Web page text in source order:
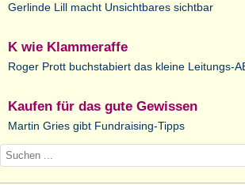
Gerlinde Lill macht Unsichtbares sichtbar
K wie Klammeraffe
Roger Prott buchstabiert das kleine Leitungs-
Kaufen für das gute Gewissen
Martin Gries gibt Fundraising-Tipps